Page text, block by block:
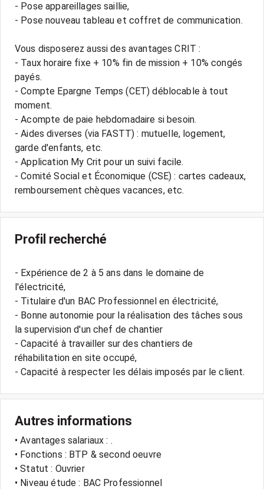
- Pose appareillages saillie,
- Pose nouveau tableau et coffret de communication.
Vous disposerez aussi des avantages CRIT :
- Taux horaire fixe + 10% fin de mission + 10% congés
payés.
- Compte Epargne Temps (CET) déblocable à tout
moment.
- Acompte de paie hebdomadaire si besoin.
- Aides diverses (via FASTT) : mutuelle, logement,
garde d'enfants, etc.
- Application My Crit pour un suivi facile.
- Comité Social et Économique (CSE) : cartes cadeaux,
Profil recherché
- Expérience de 2 à 5 ans dans le domaine de
l'électricité,
- Titulaire d'un BAC Professionnel en électricité,
- Bonne autonomie pour la réalisation des tâches sous
la supervision d'un chef de chantier
- Capacité à travailler sur des chantiers de
réhabilitation en site occupé,
- Capacité à respecter les délais imposés par le client.
Autres informations
• Avantages salariaux : .
• Fonctions : BTP & second oeuvre
• Statut : Ouvrier
• Niveau étude : BAC Professionnel